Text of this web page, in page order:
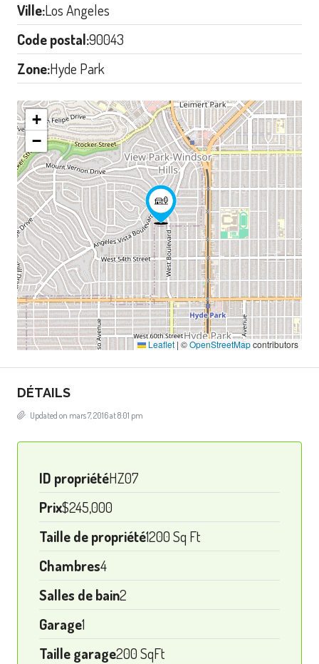
Ville:Los Angeles
Code postal:90043
Zone:Hyde Park
+
−
Leaflet | ©OpenStreetMapcontributors
DÉTAILS
Updated on mars 7, 2016 at 8:01 pm
ID propriétéHZ07
Prix$245,000
Taille de propriété1200 Sq Ft
Chambres4
Salles de bain2
Garage1
Taille garage200 SqFt